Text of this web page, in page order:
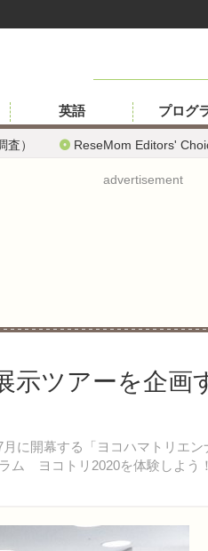
） ReseMom Editors'
英語 プログ
advertisement
示ツアーを企画
に開幕する「ヨコハマトリエン
ム ヨコトリ2020を体験しよう